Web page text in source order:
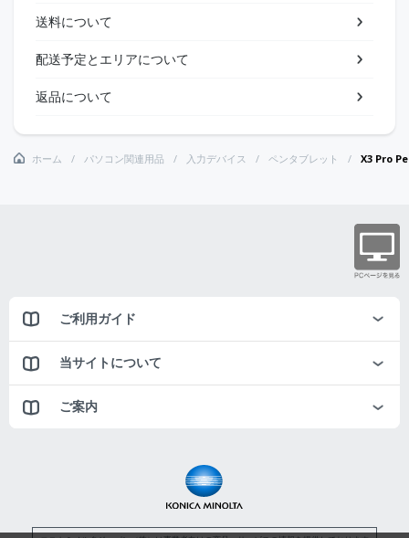
送料について
配送予定とエリアについて
返品について
ホーム パソコン関連用品 入力デバイス ペンタブレット X3 Pro
ご利用ガイド
当サイトについて
ご案内